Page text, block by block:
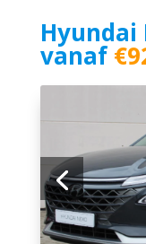
Hyundai
vanaf